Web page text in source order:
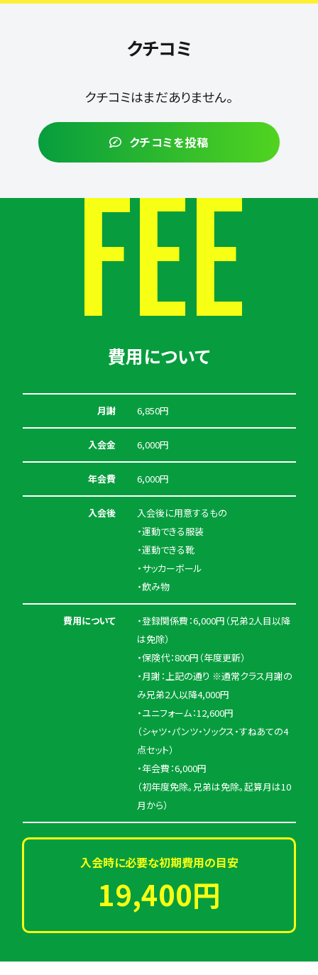
クチコミ
クチコミはまだありません。
クチコミを投稿
FEE
費用について
月謝 6,850円
入会金 6,000円
年会費 6,000円
入会後
入会後に用意するもの
・運動できる服装
・運動できる靴
・サッカーボール
・飲み物
費用について
・登録関係費：6,000円（兄弟2人目以降
は免除）
・保険代：800円（年度更新）
・月謝：上記の通り ※通常クラス月謝の
み兄弟2人以降4,000円
・ユニフォーム：12,600円
（シャツ・パンツ・ソックス・すねあての4
点セット）
・年会費：6,000円
（初年度免除。兄弟は免除。起算月は10
月から）
入会時に必要な初期費用の目安
19,400円